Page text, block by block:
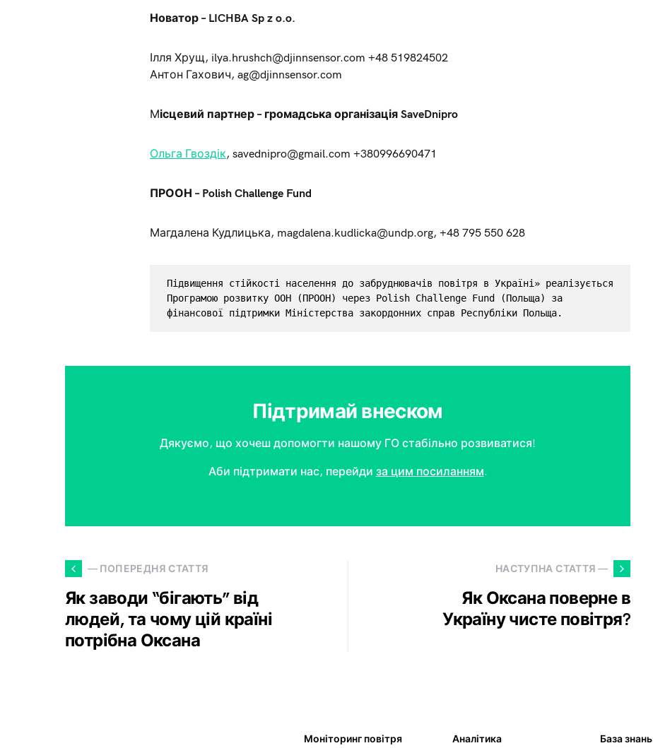
Новатор – LICHBA Sp z o.o.
Ілля Хрущ, ilya.hrushch@djinnsensor.com +48 519824502
Антон Гахович, ag@djinnsensor.com
Місцевий партнер – громадська організація SaveDnipro
Ольга Гвоздік, savednipro@gmail.com +380996690471
ПРООН – Polish Challenge Fund
Магдалена Кудлицька, magdalena.kudlicka@undp.org, +48 795 550 628
Підвищення стійкості населення до забруднювачів повітря в Україні» реалізується
Програмою розвитку ООН (ПРООН) через Polish Challenge Fund (Польща) за
фінансової підтримки Міністерства закордонних справ Республіки Польща.
Підтримай внеском
Дякуємо, що хочеш допомогти нашому ГО стабільно розвиватися!
Аби підтримати нас, перейди за цим посиланням.
— ПОПЕРЕДНЯ СТАТТЯ
Як заводи “бігають” від
людей, та чому цій країні
потрібна Оксана
НАСТУПНА СТАТТЯ —
Як Оксана поверне в
Україну чисте повітря?
Моніторинг повітря Аналітика База знань